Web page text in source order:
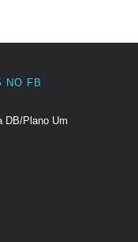
NO FB
DB/Plano Um